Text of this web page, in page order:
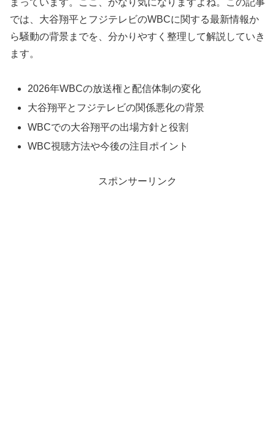
まっています。ここ、かなり気になりますよね。この記事
では、大谷翔平とフジテレビのWBCに関する最新情報か
ら騒動の背景までを、分かりやすく整理して解説していき
ます。
2026年WBCの放送権と配信体制の変化
大谷翔平とフジテレビの関係悪化の背景
WBCでの大谷翔平の出場方針と役割
WBC視聴方法や今後の注目ポイント
スポンサーリンク